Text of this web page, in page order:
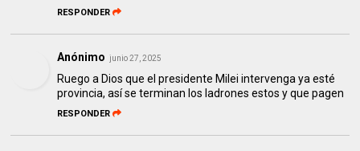
RESPONDER
Anónimo junio 27, 2025
Ruego a Dios que el presidente Milei intervenga ya esté
provincia, así se terminan los ladrones estos y que pagen
RESPONDER